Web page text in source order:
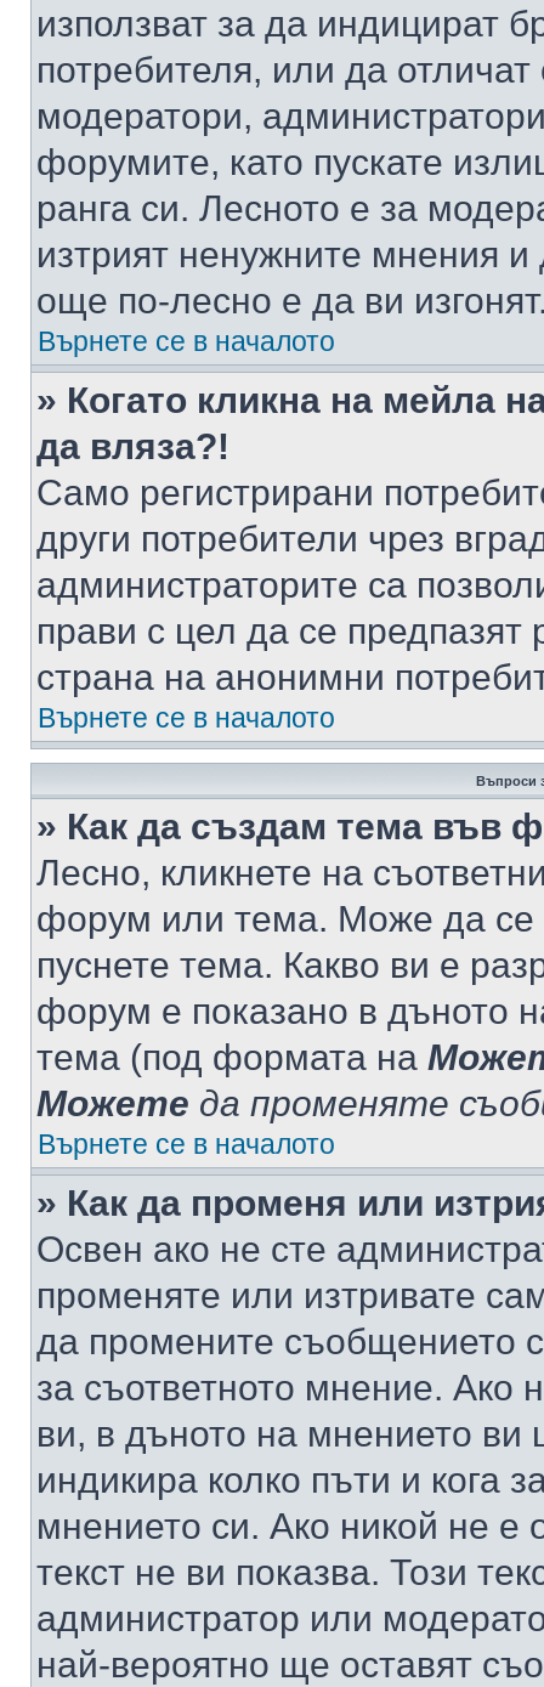
използват за да индицират
потребителя, или да
модератори,
форумите, като пускате
ранга си. Лесното е за
изтрият ненужните мнения
още по-лесно е да ви
Върнете се в началото
» Когато кликна на мейла
да вляза?!
Само регистрирани
други потребители чрез
администраторите са
прави с цел да се предпазят
страна на анонимни
Върнете се в началото
Въпроси
» Как да създам тема във
Лесно, кликнете на
форум или тема. Може да се
пуснете тема. Какво ви е
форум е показано в дъното
тема (под формата на
Можете да променяте
Върнете се в началото
» Как да променя или
Освен ако не сте
променяте или изтривате
да промените съобщението
за съответното мнение. Ако
ви, в дъното на мнението ви
индикира колко пъти и кога
мнението си. Ако никой не е
текст не ви показва. Този
администратор или
най-вероятно ще оставят